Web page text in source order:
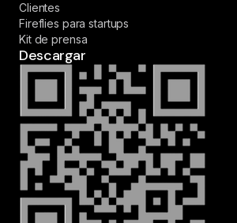
Clientes
Fireflies para startups
Kit de prensa
Descargar